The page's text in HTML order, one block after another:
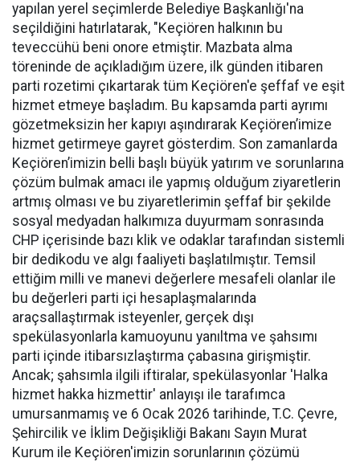
yapılan yerel seçimlerde Belediye Başkanlığı'na
seçildiğini hatırlatarak, "Keçiören halkının bu
teveccühü beni onore etmiştir. Mazbata alma
töreninde de açıkladığım üzere, ilk günden itibaren
parti rozetimi çıkartarak tüm Keçiören'e şeffaf ve eşit
hizmet etmeye başladım. Bu kapsamda parti ayrımı
gözetmeksizin her kapıyı aşındırarak Keçiören’imize
hizmet getirmeye gayret gösterdim. Son zamanlarda
Keçiören’imizin belli başlı büyük yatırım ve sorunlarına
çözüm bulmak amacı ile yapmış olduğum ziyaretlerin
artmış olması ve bu ziyaretlerimin şeffaf bir şekilde
sosyal medyadan halkımıza duyurmam sonrasında
CHP içerisinde bazı klik ve odaklar tarafından sistemli
bir dedikodu ve algı faaliyeti başlatılmıştır. Temsil
ettiğim milli ve manevi değerlere mesafeli olanlar ile
bu değerleri parti içi hesaplaşmalarında
araçsallaştırmak isteyenler, gerçek dışı
spekülasyonlarla kamuoyunu yanıltma ve şahsımı
parti içinde itibarsızlaştırma çabasına girişmiştir.
Ancak; şahsımla ilgili iftiralar, spekülasyonlar 'Halka
hizmet hakka hizmettir' anlayışı ile tarafımca
umursanmamış ve 6 Ocak 2026 tarihinde, T.C. Çevre,
Şehircilik ve İklim Değişikliği Bakanı Sayın Murat
Kurum ile Keçiören'imizin sorunlarının çözümü